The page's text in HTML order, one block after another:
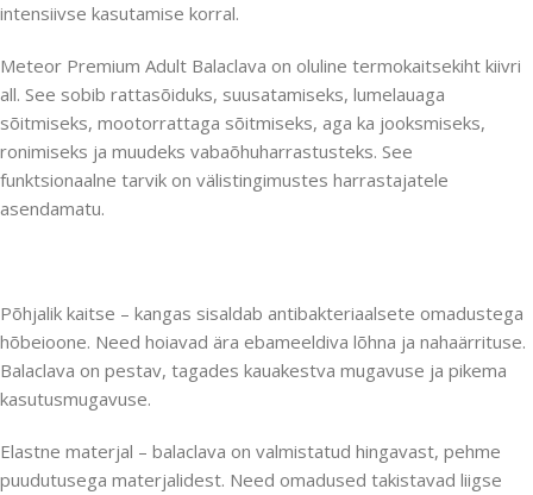
intensiivse kasutamise korral.
Meteor Premium Adult Balaclava on oluline termokaitsekiht kiivri
all. See sobib rattasõiduks, suusatamiseks, lumelauaga
sõitmiseks, mootorrattaga sõitmiseks, aga ka jooksmiseks,
ronimiseks ja muudeks vabaõhuharrastusteks. See
funktsionaalne tarvik on välistingimustes harrastajatele
asendamatu.
Põhjalik kaitse – kangas sisaldab antibakteriaalsete omadustega
hõbeioone. Need hoiavad ära ebameeldiva lõhna ja nahaärrituse.
Balaclava on pestav, tagades kauakestva mugavuse ja pikema
kasutusmugavuse.
Elastne materjal – balaclava on valmistatud hingavast, pehme
puudutusega materjalidest. Need omadused takistavad liigse